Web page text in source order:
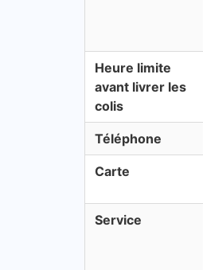
Heure limite
avant livrer les
colis
Téléphone
Carte
Service